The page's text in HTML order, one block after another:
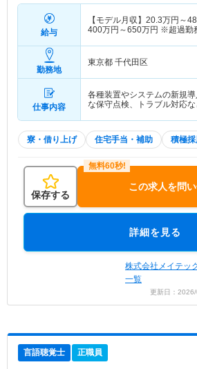
給与
【モデル月収】 20.3万円～
400万円～650万円
経験・年齢等を考慮の
勤務地
東京都 千代田区
仕事内容
各種装置やシステムの新規
な保守点検、トラブル対応
寮・借り上げ 住宅手当・補助 積極採
保存する
この求人を問
詳細を見る
株式会社メイテッ
一覧
更新日：
言語聴覚士 正職員